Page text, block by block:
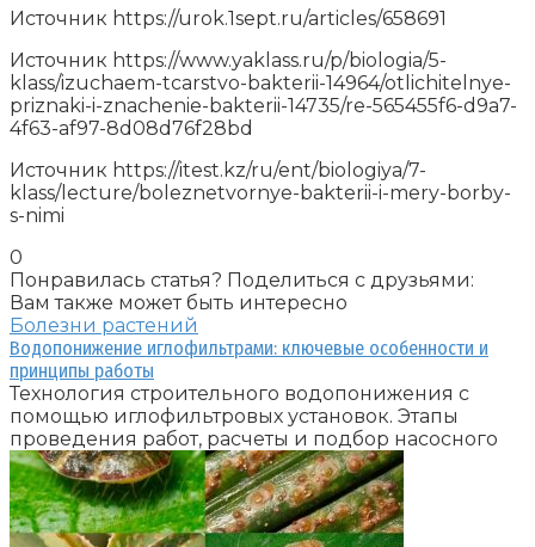
Источник https://urok.1sept.ru/articles/658691
Источник https://www.yaklass.ru/p/biologia/5-
klass/izuchaem-tcarstvo-bakterii-14964/otlichitelnye-
priznaki-i-znachenie-bakterii-14735/re-565455f6-d9a7-
4f63-af97-8d08d76f28bd
Источник https://itest.kz/ru/ent/biologiya/7-
klass/lecture/boleznetvornye-bakterii-i-mery-borby-
s-nimi
0
Понравилась статья? Поделиться с друзьями:
Вам также может быть интересно
Болезни растений
Водопонижение иглофильтрами: ключевые особенности и
принципы работы
Технология строительного водопонижения с
помощью иглофильтровых установок. Этапы
проведения работ, расчеты и подбор насосного